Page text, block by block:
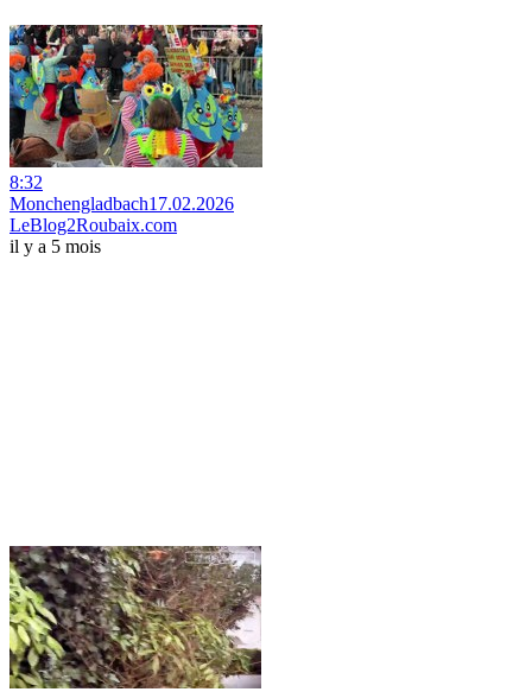
8:32
Monchengladbach17.02.2026
LeBlog2Roubaix.com
il y a 5 mois